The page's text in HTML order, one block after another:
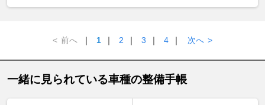
< 前へ ｜ 1 ｜ 2 ｜ 3 ｜ 4 ｜ 次へ >
一緒に見られている車種の整備手帳